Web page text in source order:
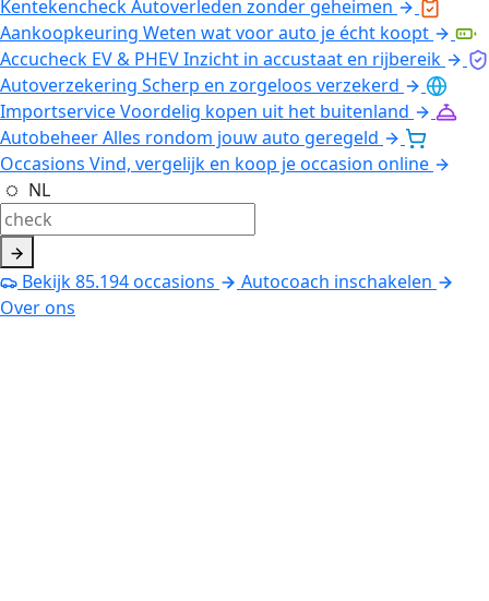
KentekencheckAutoverleden zonder geheimen
Aankoopkeuring Weten wat voor auto je écht koopt
Accucheck EV & PHEVInzicht in accustaat en rijbereik
Autoverzekering Scherp en zorgeloos verzekerd
ImportserviceVoordelig kopen uit het buitenland
AutobeheerAlles rondom jouw auto geregeld
Occasions Vind, vergelijk en koop je occasion online
NL
Bekijk85.194occasions
Autocoach inschakelen
Over ons